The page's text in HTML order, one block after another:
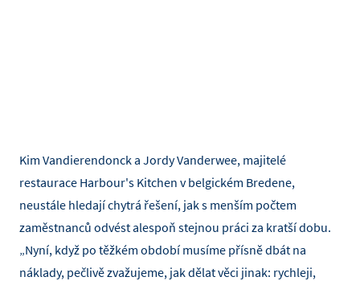
Kim Vandierendonck a Jordy Vanderwee, majitelé
restaurace Harbour's Kitchen v belgickém Bredene,
neustále hledají chytrá řešení, jak s menším počtem
zaměstnanců odvést alespoň stejnou práci za kratší dobu.
„Nyní, když po těžkém období musíme přísně dbát na
náklady, pečlivě zvažujeme, jak dělat věci jinak: rychleji,